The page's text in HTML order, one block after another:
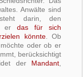
Anwälte sind
darin, den
er das für sich
könnte. Ob
möchte oder ob er
berücksichtigt
der Mandant,